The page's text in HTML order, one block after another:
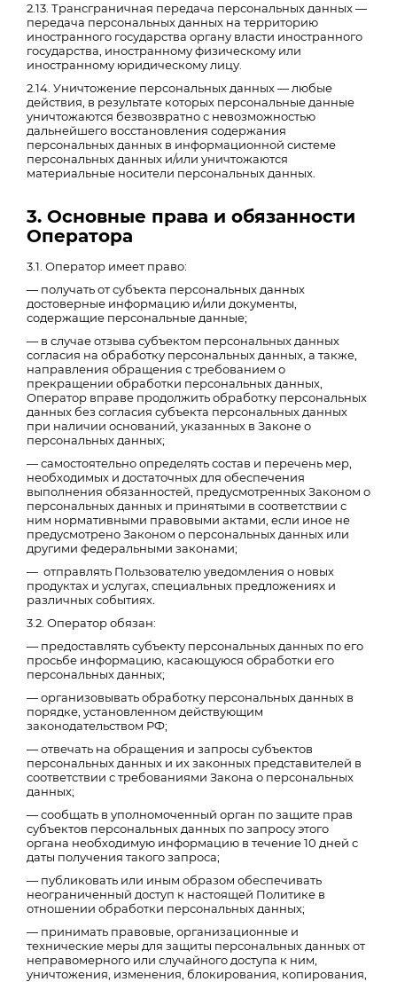
2.13. Трансграничная передача персональных данных —
передача персональных данных на территорию
иностранного государства органу власти иностранного
государства, иностранному физическому или
иностранному юридическому лицу.
2.14. Уничтожение персональных данных — любые
действия, в результате которых персональные данные
уничтожаются безвозвратно с невозможностью
дальнейшего восстановления содержания
персональных данных в информационной системе
персональных данных и/или уничтожаются
материальные носители персональных данных.
3. Основные права и обязанности
Оператора
3.1. Оператор имеет право:
— получать от субъекта персональных данных
достоверные информацию и/или документы,
содержащие персональные данные;
— в случае отзыва субъектом персональных данных
согласия на обработку персональных данных, а также,
направления обращения с требованием о
прекращении обработки персональных данных,
Оператор вправе продолжить обработку персональных
данных без согласия субъекта персональных данных
при наличии оснований, указанных в Законе о
персональных данных;
— самостоятельно определять состав и перечень мер,
необходимых и достаточных для обеспечения
выполнения обязанностей, предусмотренных Законом о
персональных данных и принятыми в соответствии с
ним нормативными правовыми актами, если иное не
предусмотрено Законом о персональных данных или
другими федеральными законами;
— отправлять Пользователю уведомления о новых
продуктах и услугах, специальных предложениях и
различных событиях.
3.2. Оператор обязан:
— предоставлять субъекту персональных данных по его
просьбе информацию, касающуюся обработки его
персональных данных;
— организовывать обработку персональных данных в
порядке, установленном действующим
законодательством РФ;
— отвечать на обращения и запросы субъектов
персональных данных и их законных представителей в
соответствии с требованиями Закона о персональных
данных;
— сообщать в уполномоченный орган по защите прав
субъектов персональных данных по запросу этого
органа необходимую информацию в течение 10 дней с
даты получения такого запроса;
— публиковать или иным образом обеспечивать
неограниченный доступ к настоящей Политике в
отношении обработки персональных данных;
— принимать правовые, организационные и
технические меры для защиты персональных данных от
неправомерного или случайного доступа к ним,
уничтожения, изменения, блокирования, копирования,